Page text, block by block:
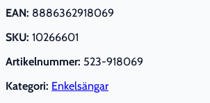
EAN: 8886362918069
SKU: 10266601
Artikelnummer: 523-918069
Kategori: Enkelsängar